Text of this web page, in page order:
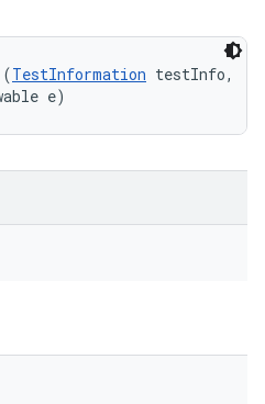
(TestInformation testInfo,
e)